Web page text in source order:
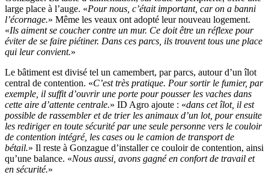
large place à l’auge. «Pour nous, c’était important, car on a banni
l’écornage.» Même les veaux ont adopté leur nouveau logement.
«Ils aiment se coucher contre un mur. Ce doit être un réflexe pour
éviter de se faire piétiner. Dans ces parcs, ils trouvent tous une place
qui leur convient.»
Le bâtiment est divisé tel un camembert, par parcs, autour d’un îlot
central de contention. «C’est très pratique. Pour sortir le fumier, par
exemple, il suffit d’ouvrir une porte pour pousser les vaches dans
cette aire d’attente centrale.» ID Agro ajoute : «dans cet îlot, il est
possible de rassembler et de trier les animaux d’un lot, pour ensuite
les rediriger en toute sécurité par une seule personne vers le couloir
de contention intégré, les cases ou le camion de transport de
bétail.» Il reste à Gonzague d’installer ce couloir de contention, ainsi
qu’une balance. «Nous aussi, avons gagné en confort de travail et
en sécurité.»